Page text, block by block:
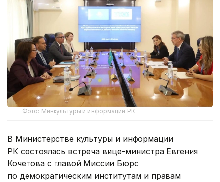
Фото: Минкультуры и информации РК
В Министерстве культуры и информации
РК состоялась встреча вице-министра Евгения
Кочетова с главой Миссии Бюро
по демократическим институтам и правам